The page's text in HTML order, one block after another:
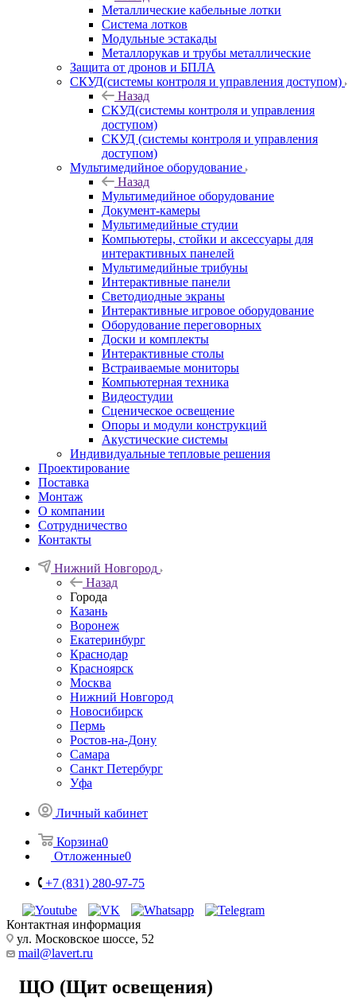
Металлические кабельные лотки
Система лотков
Модульные эстакады
Металлорукав и трубы металлические
Защита от дронов и БПЛА
СКУД(системы контроля и управления доступом)
Назад
СКУД(системы контроля и управления
доступом)
СКУД (системы контроля и управления
доступом)
Мультимедийное оборудование
Назад
Мультимедийное оборудование
Документ-камеры
Мультимедийные студии
Компьютеры, стойки и аксессуары для
интерактивных панелей
Мультимедийные трибуны
Интерактивные панели
Светодиодные экраны
Интерактивные игровое оборудование
Оборудование переговорных
Доски и комплекты
Интерактивные столы
Встраиваемые мониторы
Компьютерная техника
Видеостудии
Cценическое освещение
Опоры и модули конструкций
Акустические системы
Индивидуальные тепловые решения
Проектирование
Поставка
Монтаж
О компании
Сотрудничество
Контакты
Нижний Новгород
Назад
Города
Казань
Воронеж
Екатеринбург
Краснодар
Красноярск
Москва
Нижний Новгород
Новосибирск
Пермь
Ростов-на-Дону
Самара
Санкт Петербург
Уфа
Личный кабинет
Корзина0
Отложенные0
+7 (831) 280-97-75
Контактная информация
ул. Московское шоссе, 52
mail@lavert.ru
ЩО (Щит освещения)